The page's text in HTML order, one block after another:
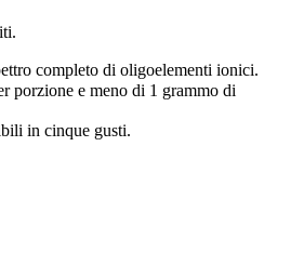
completo di oligoelementi ionici.
porzione e meno di 1 grammo di
in cinque gusti.